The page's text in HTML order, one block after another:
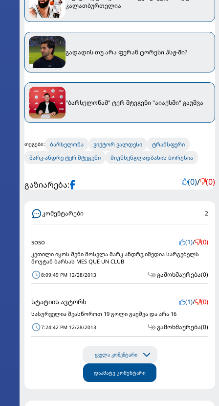
კალათბურთელია
გადადის თუ არა ფერან ტორესი პსჟ-ში?
"ბარსელონამ" ტერ შტეგენი "აიაქსში" გაუშვა
თეგები: ბარსელონა ვიქტორ ვალდესი
ტრანსფერი
მარკ-ანდრე ტერ შტეგენი
მიუნხენგლადბახის ბორუსია
გაზიარება: (0)/ (0)
კომენტარები 2
soso (1)/ (0)
კეთილი იყოს შენი მოსვლა მარკ ანდრე,იმედია სარგებელს
მოუტან ბარსას MES QUE UN CLUB
8:09:49 PM 12/28/2013 გამოხმაურება(0)
სტატიის ავტორს (1)/ (0)
სასურველია შეასწოროთ 19 გოლი გაუშვა და არა 16
7:24:42 PM 12/28/2013 გამოხმაურება(0)
ყველა კომენტარი
დაამატე კომენტარი